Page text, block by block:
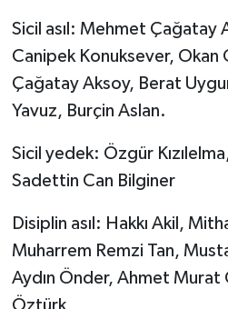
Sicil asıl: Mehmet Çağatay
Canipek Konuksever, Okan
Çağatay Aksoy, Berat
Yavuz, Burçin Aslan.
Sicil yedek: Özgür
Sadettin Can Bilginer
Disiplin asıl: Hakkı Akil,
Muharrem Remzi Tan,
Aydın Önder, Ahmet Murat